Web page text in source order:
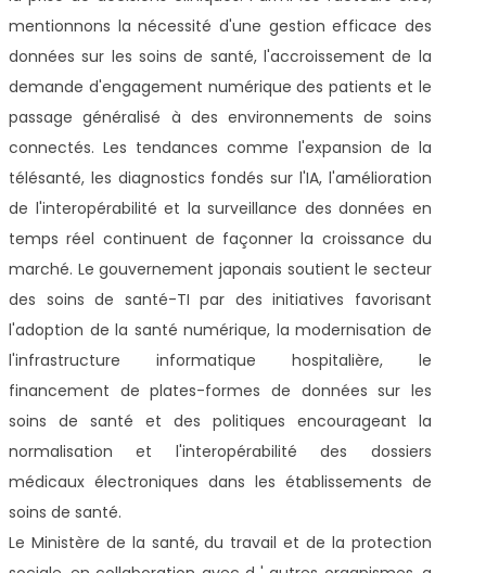
mentionnons la nécessité d'une gestion efficace des
données sur les soins de santé, l'accroissement de la
demande d'engagement numérique des patients et le
passage généralisé à des environnements de soins
connectés. Les tendances comme l'expansion de la
télésanté, les diagnostics fondés sur l'IA, l'amélioration
de l'interopérabilité et la surveillance des données en
temps réel continuent de façonner la croissance du
marché. Le gouvernement japonais soutient le secteur
des soins de santé-TI par des initiatives favorisant
l'adoption de la santé numérique, la modernisation de
l'infrastructure informatique hospitalière, le
financement de plates-formes de données sur les
soins de santé et des politiques encourageant la
normalisation et l'interopérabilité des dossiers
médicaux électroniques dans les établissements de
soins de santé.
Le Ministère de la santé, du travail et de la protection